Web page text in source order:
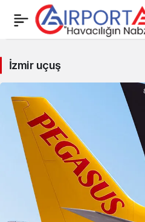
uçuş
Haberleri
İzmir uçuş